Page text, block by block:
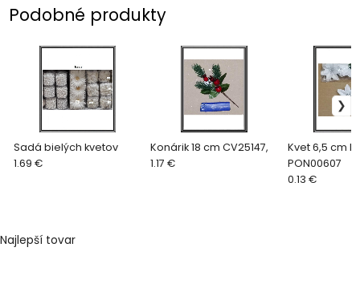
Podobné produkty
Sadá bielých kvetov
1.69 €
Konárik 18 cm CV25147,
1.17 €
Kvet 6,5 cm
PON00607
0.13 €
Najlepší tovar